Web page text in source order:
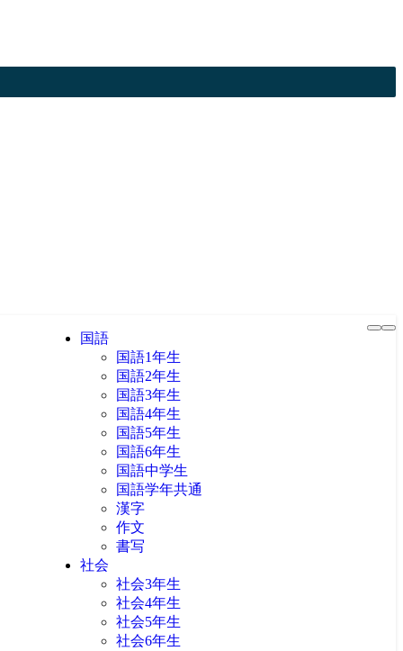
国語
国語1年生
国語2年生
国語3年生
国語4年生
国語5年生
国語6年生
国語中学生
国語学年共通
漢字
作文
書写
社会
社会3年生
社会4年生
社会5年生
社会6年生